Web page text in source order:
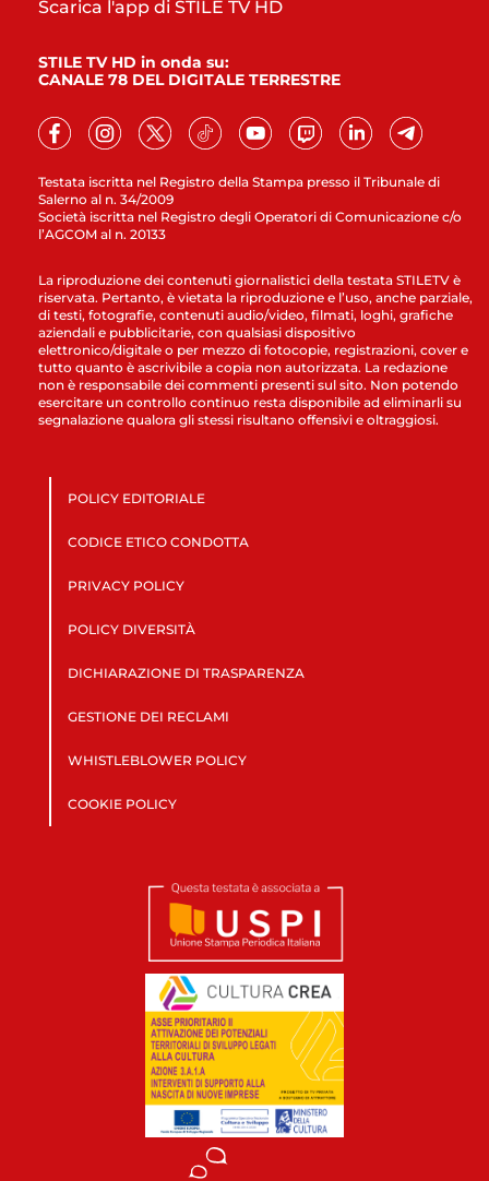
Testata iscritta nel Registro della Stampa presso il Tribunale di
Salerno al n. 34/2009
Società iscritta nel Registro degli Operatori di Comunicazione c/o
l’AGCOM al n. 20133
Scarica l'app di STILE TV HD
STILE TV HD in onda su:
CANALE 78 DEL DIGITALE TERRESTRE
La riproduzione dei contenuti giornalistici della testata STILETV è
riservata. Pertanto, è vietata la riproduzione e l’uso, anche parziale,
di testi, fotografie, contenuti audio/video, filmati, loghi, grafiche
aziendali e pubblicitarie, con qualsiasi dispositivo
elettronico/digitale o per mezzo di fotocopie, registrazioni, cover e
tutto quanto è ascrivibile a copia non autorizzata. La redazione
non è responsabile dei commenti presenti sul sito. Non potendo
esercitare un controllo continuo resta disponibile ad eliminarli su
segnalazione qualora gli stessi risultano offensivi e oltraggiosi.
POLICY EDITORIALE
CODICE ETICO CONDOTTA
PRIVACY POLICY
POLICY DIVERSITÀ
DICHIARAZIONE DI TRASPARENZA
GESTIONE DEI RECLAMI
WHISTLEBLOWER POLICY
COOKIE POLICY